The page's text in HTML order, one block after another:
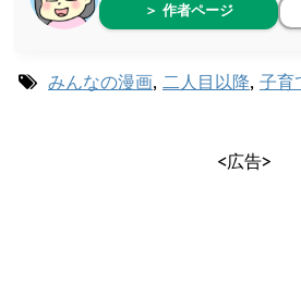
＞ 作者ページ
みんなの漫画, 二人目以降, 子育
<広告>